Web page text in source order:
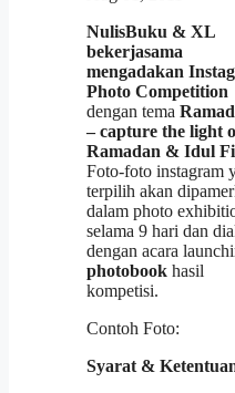
NulisBuku & XL
bekerjasama
mengadakan
Photo Competition
dengan tema
– capture the light
Ramadan & Idul
Foto-foto instagram
terpilih akan
dalam photo
selama 9 hari dan
dengan acara
photobook hasil
kompetisi.
Contoh Foto:
Syarat &